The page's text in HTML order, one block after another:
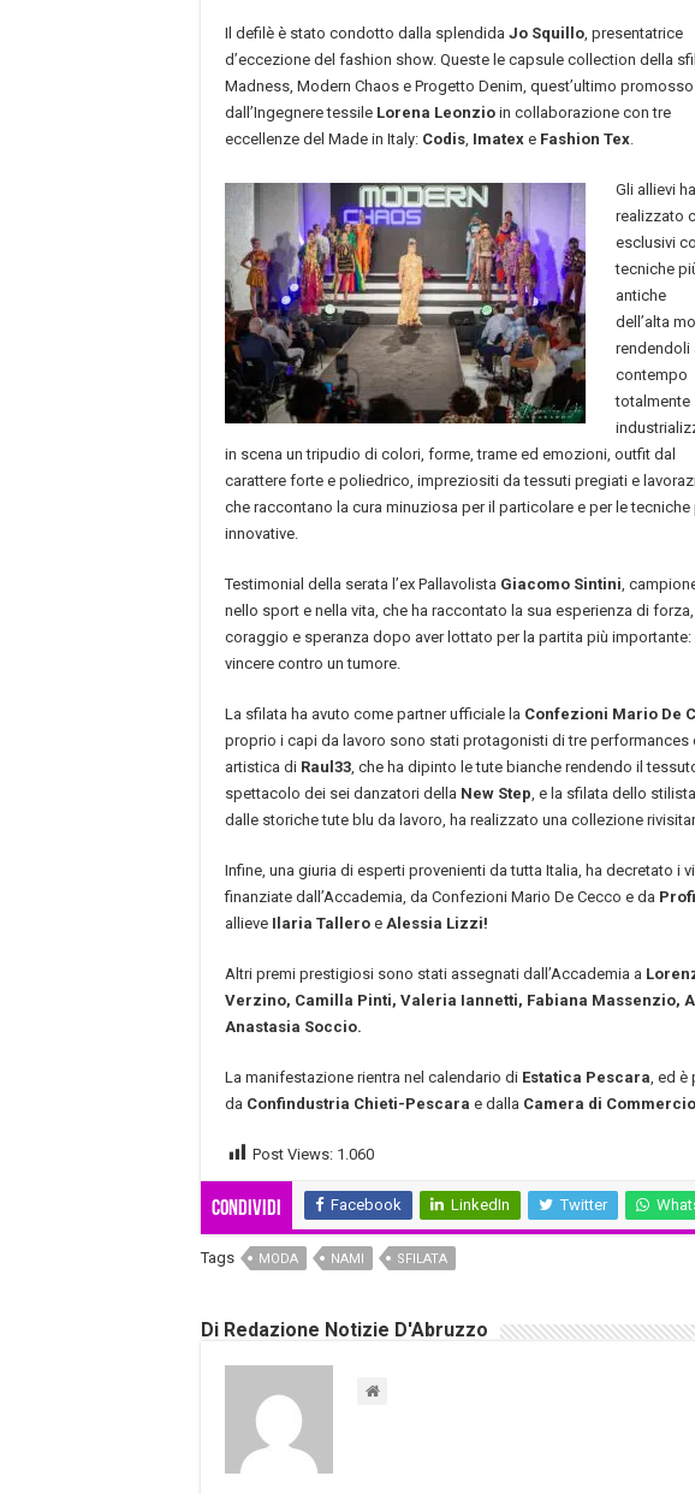
Il defilè è stato condotto dalla splendida Jo Squillo , presentatrice
d’eccezione del fashion show. Queste le capsule collection della
Madness, Modern Chaos e Progetto Denim, quest’ultimo promosso
dall’Ingegnere tessile Lorena Leonzio in collaborazione con tre
eccellenze del Made in Italy: Codis Imatex e Fashion Tex
Gli allievi
realizzato
esclusivi
tecniche
antiche
dell’alta
rendendoli
contempo
totalmente
in scena un tripudio di colori, forme, trame ed emozioni, outfit dal
carattere forte e poliedrico, impreziositi da tessuti pregiati e
che raccontano la cura minuziosa per il particolare e per le tecniche
innovative.
Testimonial della serata l’ex Pallavolista Giacomo Sintini ,
nello sport e nella vita, che ha raccontato la sua esperienza di forza,
coraggio e speranza dopo aver lottato per la partita più importante:
vincere contro un tumore.
La sfilata ha avuto come partner ufficiale la Confezioni Mario De
proprio i capi da lavoro sono stati protagonisti di tre performances
artistica di Raul33 , che ha dipinto le tute bianche rendendo il
spettacolo dei sei danzatori della New Step , e la sfilata dello stilista
dalle storiche tute blu da lavoro, ha realizzato una collezione
Infine, una giuria di esperti provenienti da tutta Italia, ha decretato i
finanziate dall’Accademia, da Confezioni Mario De Cecco e da
allieve Ilaria Tallero e Alessia Lizzi!
Altri premi prestigiosi sono stati assegnati dall’Accademia a
Verzino, Camilla Pinti, Valeria Iannetti, Fabiana Massenzio,
Anastasia Soccio.
La manifestazione rientra nel calendario di Estatica Pescara , ed
da Confindustria Chieti-Pescara e dalla Camera di
Post Views: 1.060
Condividi Facebook LinkedIn Twitter
Tags MODA NAMI SFILATA
Di Redazione Notizie D'Abruzzo